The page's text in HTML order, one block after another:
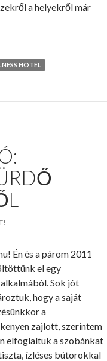
a helyekről már
HOTEL
Én és a párom 2011
el egy
Sok jót
hogy a saját
a
zajlott, szerintem
elfoglaltuk a szobánkat
ízléses bútorokkal